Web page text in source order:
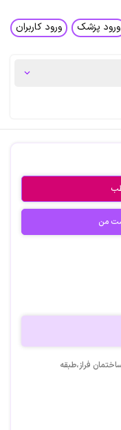
ورود پزشک ورود کاربران
من
فراز،طبقه